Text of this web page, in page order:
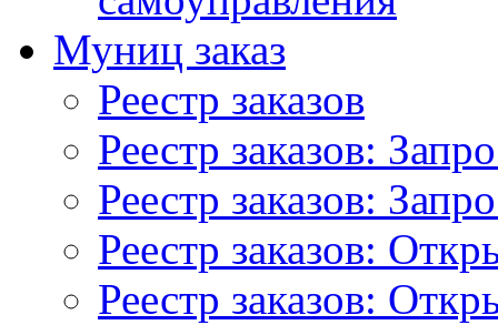
Муниц заказ
Реестр заказов
Реестр заказов:
Реестр заказов:
Реестр заказов:
Реестр заказов: